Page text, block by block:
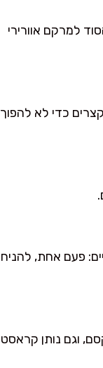
למרקם אוורירי
כדי לא להפוך
פעם אחת, להניח
וגם נותן קראסט